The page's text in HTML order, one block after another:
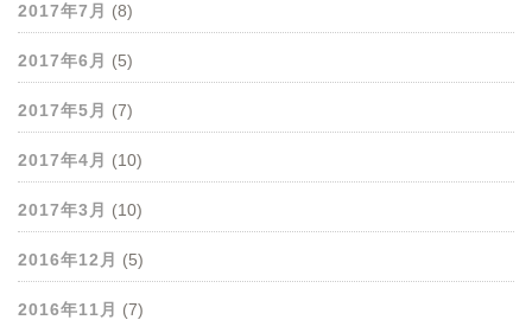
2017年7月 (8)
2017年6月 (5)
2017年5月 (7)
2017年4月 (10)
2017年3月 (10)
2016年12月 (5)
2016年11月 (7)